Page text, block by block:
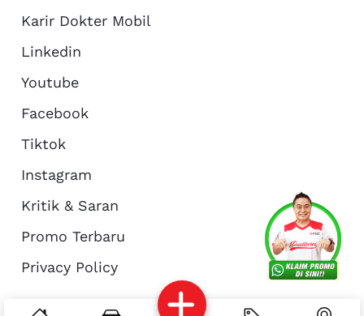
About Us
Reservasi Article
Karir Dokter Mobil
Linkedin
Youtube
Facebook
Tiktok
Instagram
Kritik & Saran
Promo Terbaru
Privacy Policy